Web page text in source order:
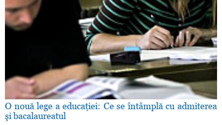
O nouă lege a educaţiei: Ce se întâmplă cu admiterea
şi bacalaureatul